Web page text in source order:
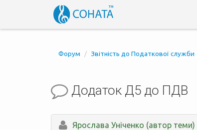
Форум Звітність до Податкової служби
Додаток Д5 до ПДВ
Ярослава Уніченко (автор теми)